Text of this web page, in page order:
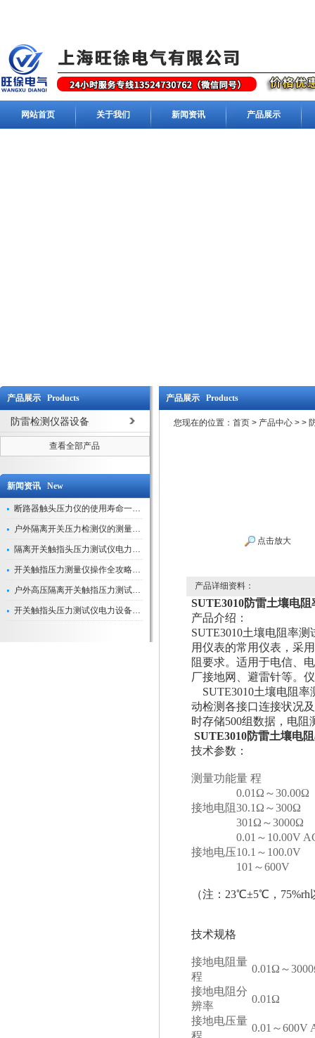
网站首页 关于我们 新闻资讯 产品展示
产品展示 Products
防雷检测仪器设备
查看全部产品
新闻资讯 New
断路器触头压力仪的使用寿命一般是多久？
户外隔离开关压力检测仪的测量数据如何与GIS系统对接实现智能化运维？
隔离开关触指头压力测试仪电力系统安全运行的“定海神针”
开关触指压力测量仪操作全攻略：从准备到精准测量的实战指南
户外高压隔离开关触指压力测试仪的作用与价值
开关触指头压力测试仪电力设备安全的“隐形守护者”
产品展示 Products
您现在的位置： 首页 > 产品中心 > >
点击放大
产品详细资料：
SUTE3010防雷土壤电阻
产品介绍：
SUTE3010土壤电阻率
用仪表的常用仪表，采
阻要求。适用于电信、
厂接地网、避雷针等。
SUTE3010土壤电阻率
动检测各接口连接状况
时存储500组数据，电阻
SUTE3010防雷土壤电
技术参数：
测量功能量 程
接地电阻
0.01Ω～30.00Ω
30.1Ω～300Ω
301Ω～3000Ω
接地电压
0.01～10.00V
10.1～100.0V
101～600V
（注：23℃±5℃，75%rh
技术规格
接地电阻量
程
0.01Ω～
接地电阻分
辨率
0.01Ω
接地电压量
程
0.01～